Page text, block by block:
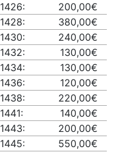
1426:
200,00€
1428:
380,00€
1430:
240,00€
1432:
130,00€
1434:
130,00€
1436:
120,00€
1438:
220,00€
1441:
140,00€
1443:
200,00€
1445:
550,00€